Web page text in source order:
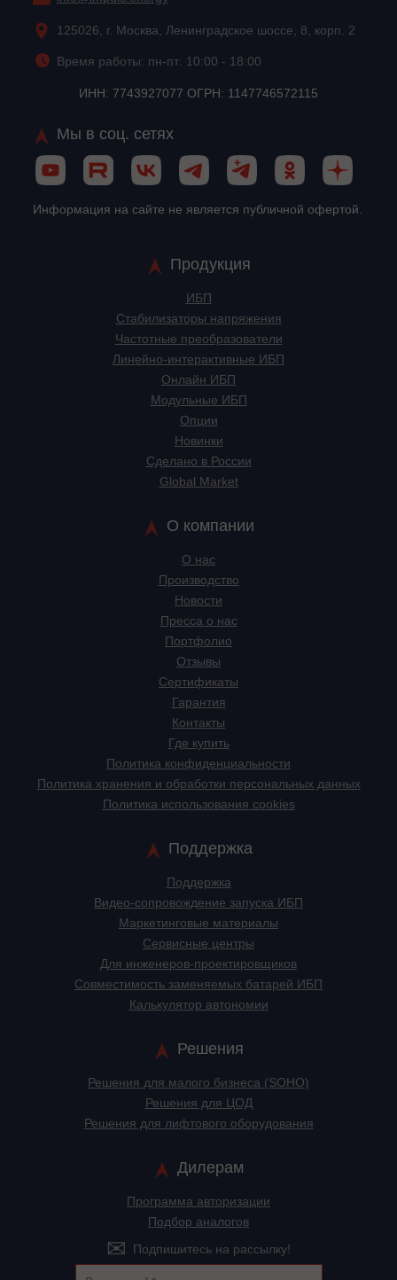
125026, г. Москва, Ленинградское шоссе, 8, корп. 2
Время работы: пн-пт: 10:00 - 18:00
ИНН: 7743927077 ОГРН: 1147746572115
Мы в соц. сетях
Информация на сайте не является публичной офертой.
Продукция
ИБП
Стабилизаторы напряжения
Частотные преобразователи
Линейно-интерактивные ИБП
Онлайн ИБП
Модульные ИБП
Опции
Новинки
Сделано в России
Global Market
О компании
О нас
Производство
Новости
Пресса о нас
Портфолио
Отзывы
Сертификаты
Гарантия
Контакты
Где купить
Политика конфиденциальности
Политика хранения и обработки персональных данных
Политика использования cookies
Поддержка
Поддержка
Видео-сопровождение запуска ИБП
Маркетинговые материалы
Сервисные центры
Для инженеров-проектировщиков
Cовместимость заменяемых батарей ИБП
Калькулятор автономии
Решения
Решения для малого бизнеса (SOHO)
Решения для ЦОД
Решения для лифтового оборудования
Дилерам
Программа авторизации
Подбор аналогов
Подпишитесь на рассылку!